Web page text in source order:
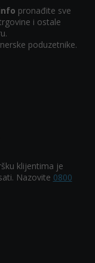
pronađite sve
i ostale
poduzetnike.
klijentima je
Nazovite 0800